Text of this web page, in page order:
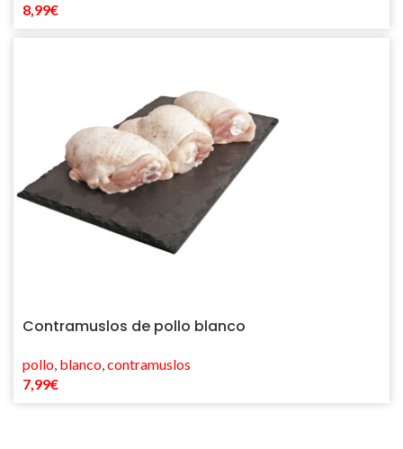
8,99€
Contramuslos de pollo blanco
pollo, blanco,contramuslos
7,99€